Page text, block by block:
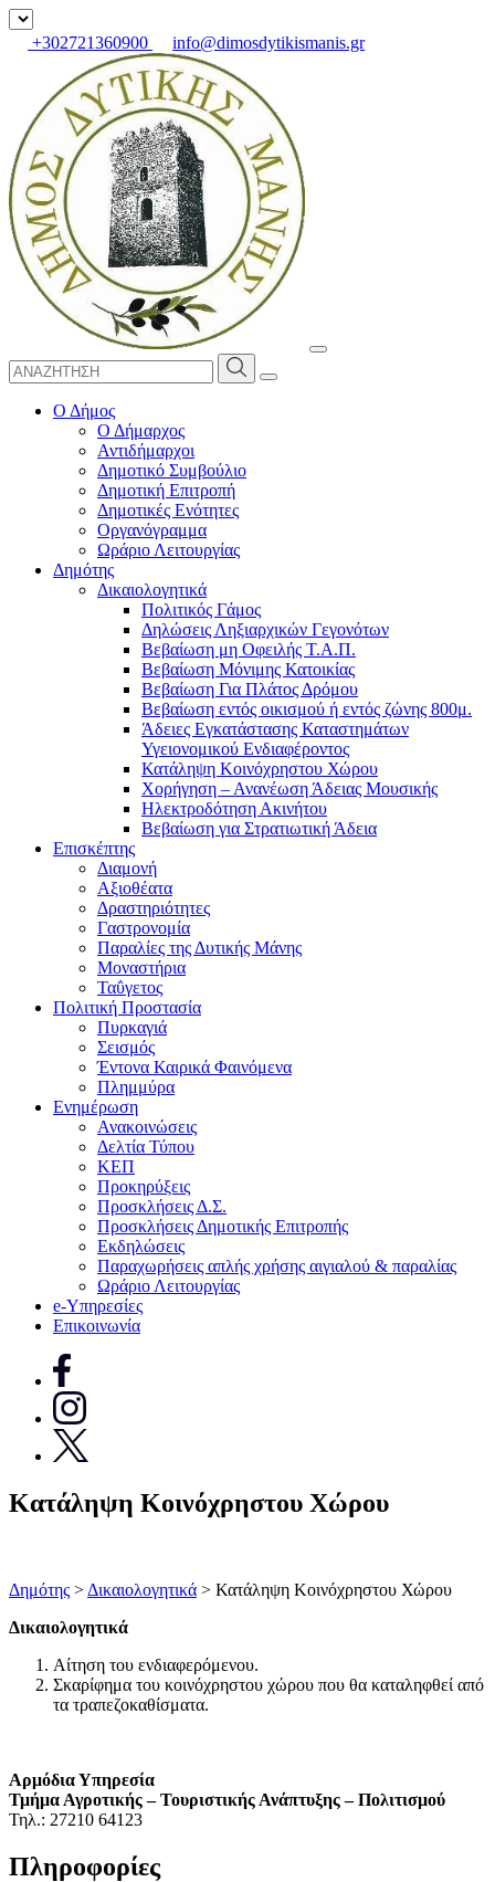
+302721360900 info@dimosdytikismanis.gr
Ο Δήμος
Ο Δήμαρχος
Αντιδήμαρχοι
Δημοτικό Συμβούλιο
Δημοτική Επιτροπή
Δημοτικές Ενότητες
Οργανόγραμμα
Ωράριο Λειτουργίας
Δημότης
Δικαιολογητικά
Πολιτικός Γάμος
Δηλώσεις Ληξιαρχικών Γεγονότων
Βεβαίωση μη Οφειλής Τ.Α.Π.
Βεβαίωση Μόνιμης Κατοικίας
Βεβαίωση Για Πλάτος Δρόμου
Βεβαίωση εντός οικισμού ή εντός ζώνης 800μ.
Άδειες Εγκατάστασης Καταστημάτων
Υγειονομικού Ενδιαφέροντος
Κατάληψη Κοινόχρηστου Χώρου
Χορήγηση – Ανανέωση Άδειας Μουσικής
Ηλεκτροδότηση Ακινήτου
Βεβαίωση για Στρατιωτική Άδεια
Επισκέπτης
Διαμονή
Αξιοθέατα
Δραστηριότητες
Γαστρονομία
Παραλίες της Δυτικής Μάνης
Μοναστήρια
Ταΰγετος
Πολιτική Προστασία
Πυρκαγιά
Σεισμός
Έντονα Καιρικά Φαινόμενα
Πλημμύρα
Ενημέρωση
Ανακοινώσεις
Δελτία Τύπου
ΚΕΠ
Προκηρύξεις
Προσκλήσεις Δ.Σ.
Προσκλήσεις Δημοτικής Επιτροπής
Εκδηλώσεις
Παραχωρήσεις απλής χρήσης αιγιαλού & παραλίας
Ωράριο Λειτουργίας
e-Υπηρεσίες
Επικοινωνία
Κατάληψη Κοινόχρηστου Χώρου
Δημότης > Δικαιολογητικά > Κατάληψη Κοινόχρηστου Χώρου
Δικαιολογητικά
Αίτηση του ενδιαφερόμενου.
Σκαρίφημα του κοινόχρηστου χώρου που θα καταληφθεί από
τα τραπεζοκαθίσματα.
Αρμόδια Υπηρεσία
Τμήμα Αγροτικής – Τουριστικής Ανάπτυξης – Πολιτισμού
Τηλ.: 27210 64123
Πληροφορίες